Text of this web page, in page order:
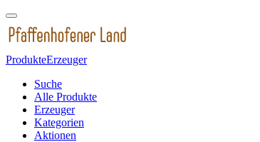
ProdukteErzeuger
Suche
Alle Produkte
Erzeuger
Kategorien
Aktionen